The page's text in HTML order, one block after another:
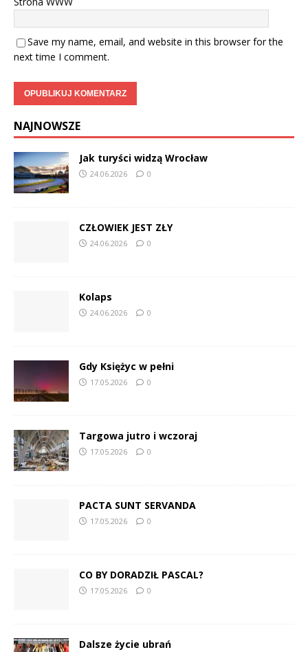
Save my name, email, and website in this browser for the
next time I comment.
NAJNOWSZE
Jak turyści widzą Wrocław
24.06.2026 0
CZŁOWIEK JEST ZŁY
24.06.2026 0
Kolaps
24.06.2026 0
Gdy Księżyc w pełni
17.05.2026 0
Targowa jutro i wczoraj
17.05.2026 0
PACTA SUNT SERVANDA
17.05.2026 0
CO BY DORADZIŁ PASCAL?
17.05.2026 0
Dalsze życie ubrań